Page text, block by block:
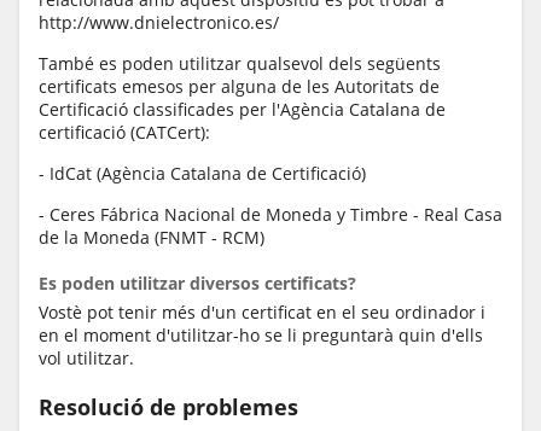
http://www.dnielectronico.es/
També es poden utilitzar qualsevol dels següents
certificats emesos per alguna de les Autoritats de
Certificació classificades per l'Agència Catalana de
certificació (CATCert):
- IdCat (Agència Catalana de Certificació)
- Ceres Fábrica Nacional de Moneda y Timbre - Real Casa
de la Moneda (FNMT - RCM)
Es poden utilitzar diversos certificats?
Vostè pot tenir més d'un certificat en el seu ordinador i
en el moment d'utilitzar-ho se li preguntarà quin d'ells
vol utilitzar.
Resolució de problemes